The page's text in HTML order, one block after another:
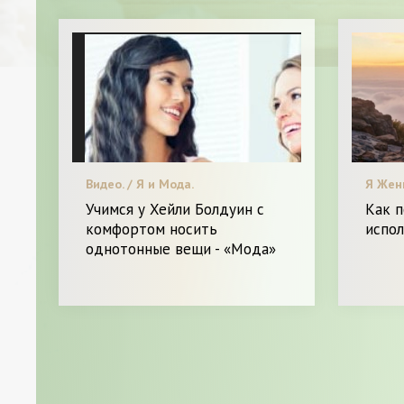
Видео. / Я и Мода.
Учимся у Хейли Болдуин с
комфортом носить
однотонные вещи - «Мода»
Я
/
Как